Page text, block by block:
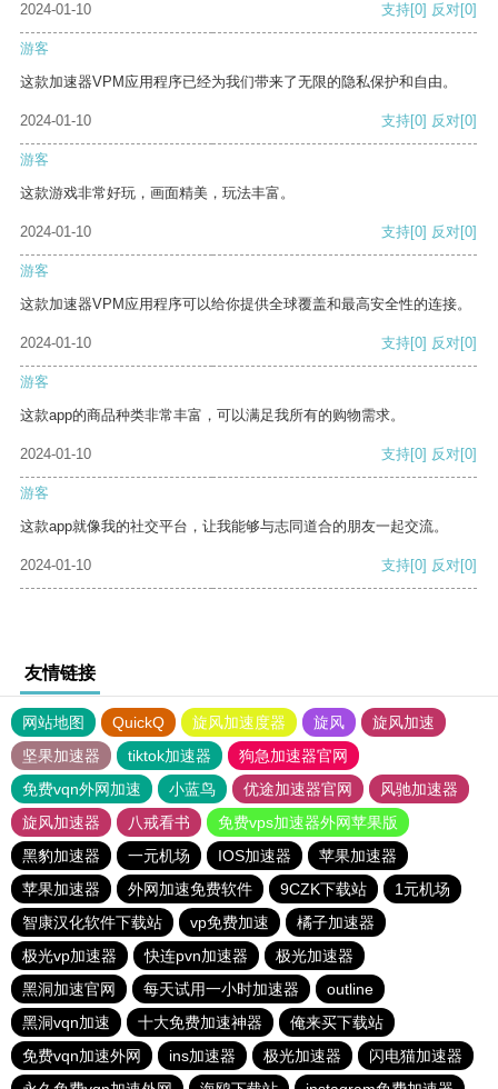
2024-01-10 支持[0] 反对[0]
游客
这款加速器VPM应用程序已经为我们带来了无限的隐私保护和自由。
2024-01-10 支持[0] 反对[0]
游客
这款游戏非常好玩，画面精美，玩法丰富。
2024-01-10 支持[0] 反对[0]
游客
这款加速器VPM应用程序可以给你提供全球覆盖和最高安全性的连接。
2024-01-10 支持[0] 反对[0]
游客
这款app的商品种类非常丰富，可以满足我所有的购物需求。
2024-01-10 支持[0] 反对[0]
游客
这款app就像我的社交平台，让我能够与志同道合的朋友一起交流。
2024-01-10 支持[0] 反对[0]
友情链接
网站地图 QuickQ 旋风加速度器 旋风
旋风加速
坚果加速器
tiktok加速器
狗急加速器官网
免费vqn外网加速
小蓝鸟 优途加速器官网
风驰加速器
旋风加速器
八戒看书
免费vps加速器外网苹果版
黑豹加速器
一元机场 IOS加速器
苹果加速器
苹果加速器
外网加速免费软件 9CZK下载站
1元机场
智康汉化软件下载站
vp免费加速
橘子加速器
极光vp加速器
快连pvn加速器
极光加速器
黑洞加速官网
每天试用一小时加速器
outline
黑洞vqn加速
十大免费加速神器
俺来买下载站
免费vqn加速外网
ins加速器 极光加速器
闪电猫加速器